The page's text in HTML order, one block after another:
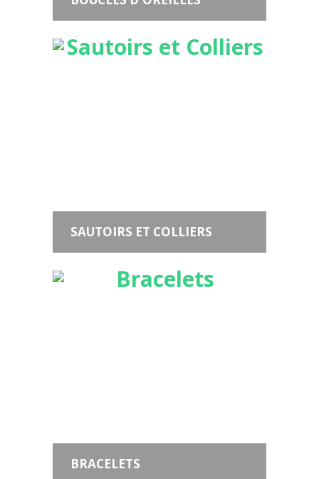
SAUTOIRS ET COLLIERS
BRACELETS